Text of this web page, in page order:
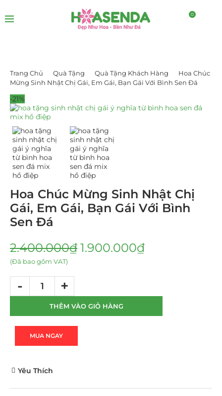
0
Trang Chủ Quà Tặng Quà Tặng Khách Hàng
Hoa Chúc
Mừng Sinh Nhật Chị Gái, Em Gái, Bạn Gái Với Bình Sen Đá
-21%
Hoa Chúc Mừng Sinh Nhật Chị
Gái, Em Gái, Bạn Gái Với Bình
Sen Đá
2.400.000₫ 1.900.000₫
(Đã bao gồm VAT)
THÊM VÀO GIỎ HÀNG
MUA NGAY
Yêu Thích